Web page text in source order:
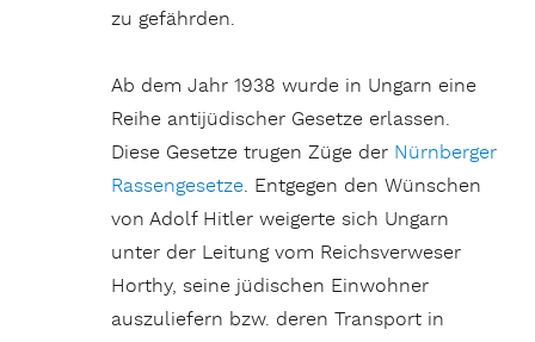
zu gefährden.
Ab dem Jahr 1938 wurde in Ungarn eine
Reihe antijüdischer Gesetze erlassen.
Diese Gesetze trugen Züge der Nürnberger
Rassengesetze. Entgegen den Wünschen
von Adolf Hitler weigerte sich Ungarn
unter der Leitung vom Reichsverweser
Horthy, seine jüdischen Einwohner
auszuliefern bzw. deren Transport in